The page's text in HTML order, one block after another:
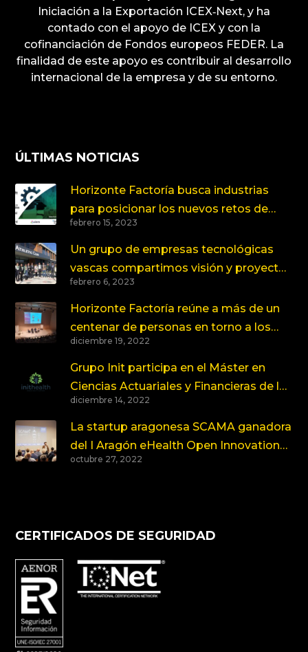
Iniciación a la Exportación ICEX‐Next, y ha
contado con el apoyo de ICEX y con la
cofinanciación de Fondos europeos FEDER. La
finalidad de este apoyo es contribuir al desarrollo
internacional de la empresa y de su entorno.
ÚLTIMAS NOTICIAS
Horizonte Factoría busca industrias
para posicionar los nuevos retos de
innovación
febrero 15, 2023
Un grupo de empresas tecnológicas
vascas compartimos visión y proyectos
en torno a la Salud y el Deporte
febrero 6, 2023
Horizonte Factoría reúne a más de un
centenar de personas en torno a los
retos de la Industria y la Emergencia
Climática
diciembre 19, 2022
Grupo Init participa en el Máster en
Ciencias Actuariales y Financieras de la
Universidad del País Vasco
diciembre 14, 2022
La startup aragonesa SCAMA ganadora
del I Aragón eHealth Open Innovation
Summit
octubre 27, 2022
CERTIFICADOS DE SEGURIDAD